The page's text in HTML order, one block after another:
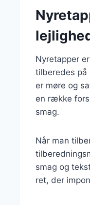
Nyretapper
tilberedes på
er møre og
en række
smag.
Når man
smag og
ret, der